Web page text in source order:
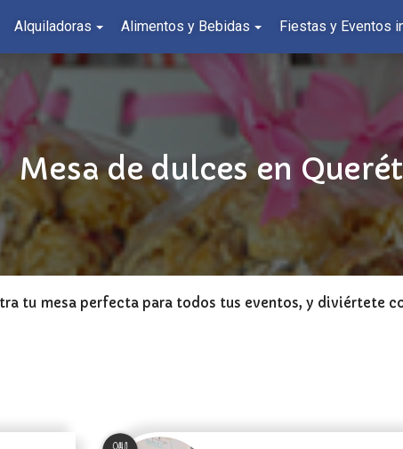
Alquiladoras Alimentos y Bebidas Fiestas y Eventos
Mesa de dulces en
tu mesa perfecta para todos tus eventos, y diviértete